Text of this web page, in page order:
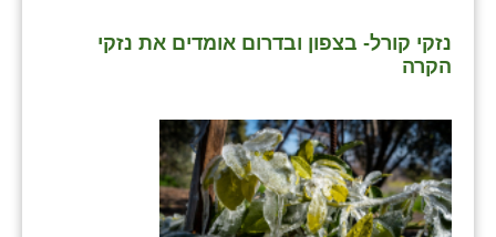
נזקי קורל- בצפון ובדרום אומדים את נזקי
הקרה
שכניה
בוסתן הגליל